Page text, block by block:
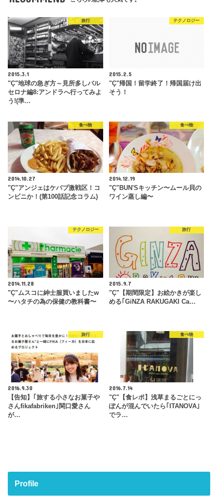
旅行
2015.3.1
"Ç"地球の急ぎ方～見所多しバル
セロナ編8:アンドラへ行ってみよ
う!(準…
テクノロジー
2015.2.5
"Ç"帰国！留学終了！帰国届け出
そう！
食べ物
2014.10.27
"Ç"アンジェはケバブ激戦区！コ
ンビニか！(第100話記念コラム)
食べ物
2014.12.19
"Ç"BUN'Sキッチン〜ムール貝の
ワイン蒸し編〜
テクノロジー
2014.11.28
"Ç"ムスコに紳士服買いましたw
〜ハタチの為の保健の教科書〜
旅行
2015.9.7
"Ç"【期間限定】お絵かきが楽し
める｢GiNZA RAKUGAKI Ca…
旅行
2016.9.30
【告知】｢旅する小さなお菓子や
さんfikafabriken｣関口愛さん
が…
食べ物
2016.7.14
"Ç"【食レポ】浅草まるごとにっ
ぽんが混んでいたら｢ITANOVA｣
でラ…
Profile